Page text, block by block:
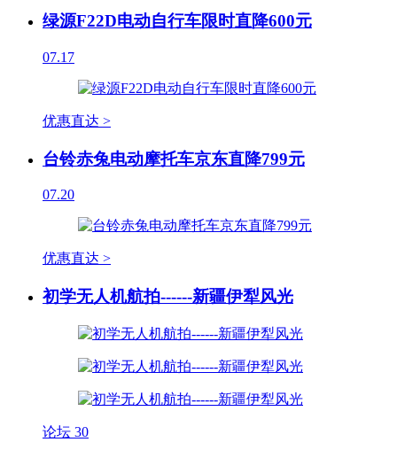
绿源F22D电动自行车限时直降600元
07.17
优惠直达 >
台铃赤兔电动摩托车京东直降799元
07.20
优惠直达 >
初学无人机航拍------新疆伊犁风光
论坛 30